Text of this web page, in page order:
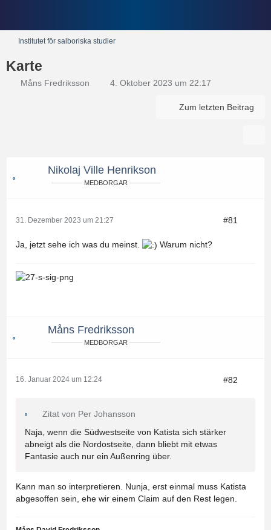
Institutet för salboriska studier
Karte
Måns Fredriksson 4. Oktober 2023 um 22:17
Zum letzten Beitrag
Nikolaj Ville Henrikson
MEDBORGAR
31. Dezember 2023 um 21:27 #81
Ja, jetzt sehe ich was du meinst. Warum nicht?
Måns Fredriksson
MEDBORGAR
16. Januar 2024 um 12:24 #82
Zitat von Per Johansson
Naja, wenn die Südwestseite von Katista sich stärker
abneigt als die Nordostseite, dann bliebt mit etwas
Fantasie auch nur ein Außenring über.
Kann man so interpretieren. Nunja, erst einmal muss Katista
abgesoffen sein, ehe wir einem Claim auf den Rest legen.